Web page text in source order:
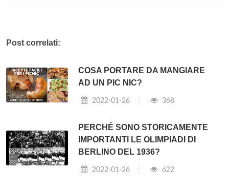
Post correlati:
COSA PORTARE DA MANGIARE
AD UN PIC NIC?
2022-01-26 368
PERCHÉ SONO STORICAMENTE
IMPORTANTI LE OLIMPIADI DI
BERLINO DEL 1936?
2022-01-26 622